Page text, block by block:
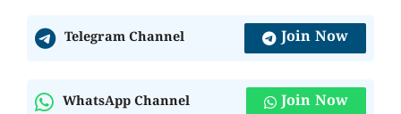
Telegram Channel Join Now
WhatsApp Channel Join Now